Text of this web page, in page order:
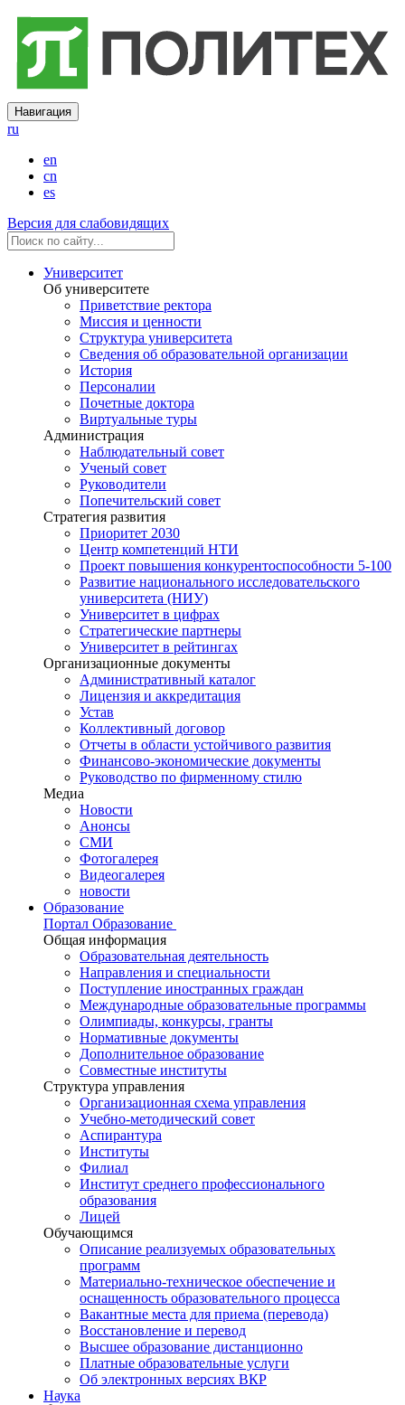
Навигация
ru
en
cn
es
Версия для слабовидящих
Университет
Об университете
Приветствие ректора
Миссия и ценности
Структура университета
Сведения об образовательной организации
История
Персоналии
Почетные доктора
Виртуальные туры
Администрация
Наблюдательный совет
Ученый совет
Руководители
Попечительский совет
Стратегия развития
Приоритет 2030
Центр компетенций НТИ
Проект повышения конкурентоспособности 5-100
Развитие национального исследовательского
университета (НИУ)
Университет в цифрах
Стратегические партнеры
Университет в рейтингах
Организационные документы
Административный каталог
Лицензия и аккредитация
Устав
Коллективный договор
Отчеты в области устойчивого развития
Финансово-экономические документы
Руководство по фирменному стилю
Медиа
Новости
Анонсы
СМИ
Фотогалерея
Видеогалерея
новости
Образование
Портал Образование
Общая информация
Образовательная деятельность
Направления и специальности
Поступление иностранных граждан
Международные образовательные программы
Олимпиады, конкурсы, гранты
Нормативные документы
Дополнительное образование
Совместные институты
Структура управления
Организационная схема управления
Учебно-методический совет
Аспирантура
Институты
Филиал
Институт среднего профессионального
образования
Лицей
Обучающимся
Описание реализуемых образовательных
программ
Материально-техническое обеспечение и
оснащенность образовательного процесса
Вакантные места для приема (перевода)
Восстановление и перевод
Высшее образование дистанционно
Платные образовательные услуги
Об электронных версиях ВКР
Наука